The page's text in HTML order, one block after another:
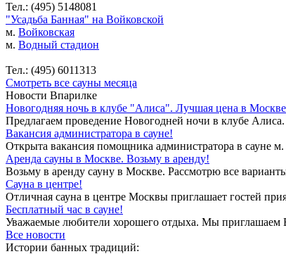
Тел.: (495) 5148081
"Усадьба Банная" на Войковской
м. Войковская
м. Водный стадион
Тел.: (495) 6011313
Смотреть все сауны месяца
Новости Впарилке
Новогодняя ночь в клубе "Алиса". Лучшая цена в
Предлагаем проведение Новогодней ночи в клубе
Вакансия администратора в сауне!
Открыта вакансия помощника администратора в сауне
Аренда сауны в Москве. Возьму в аренду!
Возьму в аренду сауну в Москве. Рассмотрю все
Сауна в центре!
Отличная сауна в центре Москвы приглашает гостей
Бесплатный час в сауне!
Уважаемые любители хорошего отдыха. Мы приглашаем
Все новости
Истории банных традиций: